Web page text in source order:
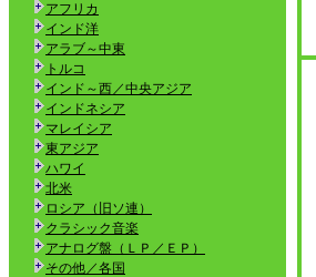
アフリカ
インド洋
アラブ～中東
トルコ
インド～西／中央アジア
インドネシア
マレイシア
東アジア
ハワイ
北米
ロシア（旧ソ連）
クラシック音楽
アナログ盤（ＬＰ／ＥＰ）
その他／各国